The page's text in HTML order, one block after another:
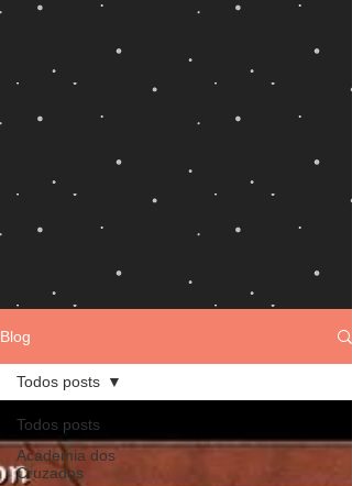
Blog
Todos posts
Academia dos
Cruzados
Todos posts